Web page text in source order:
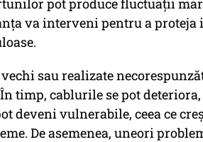
pot produce fluctuații
va interveni pentru a proteja
sau realizate
timp, cablurile se pot
deveni vulnerabile, ceea ce
De asemenea, uneori